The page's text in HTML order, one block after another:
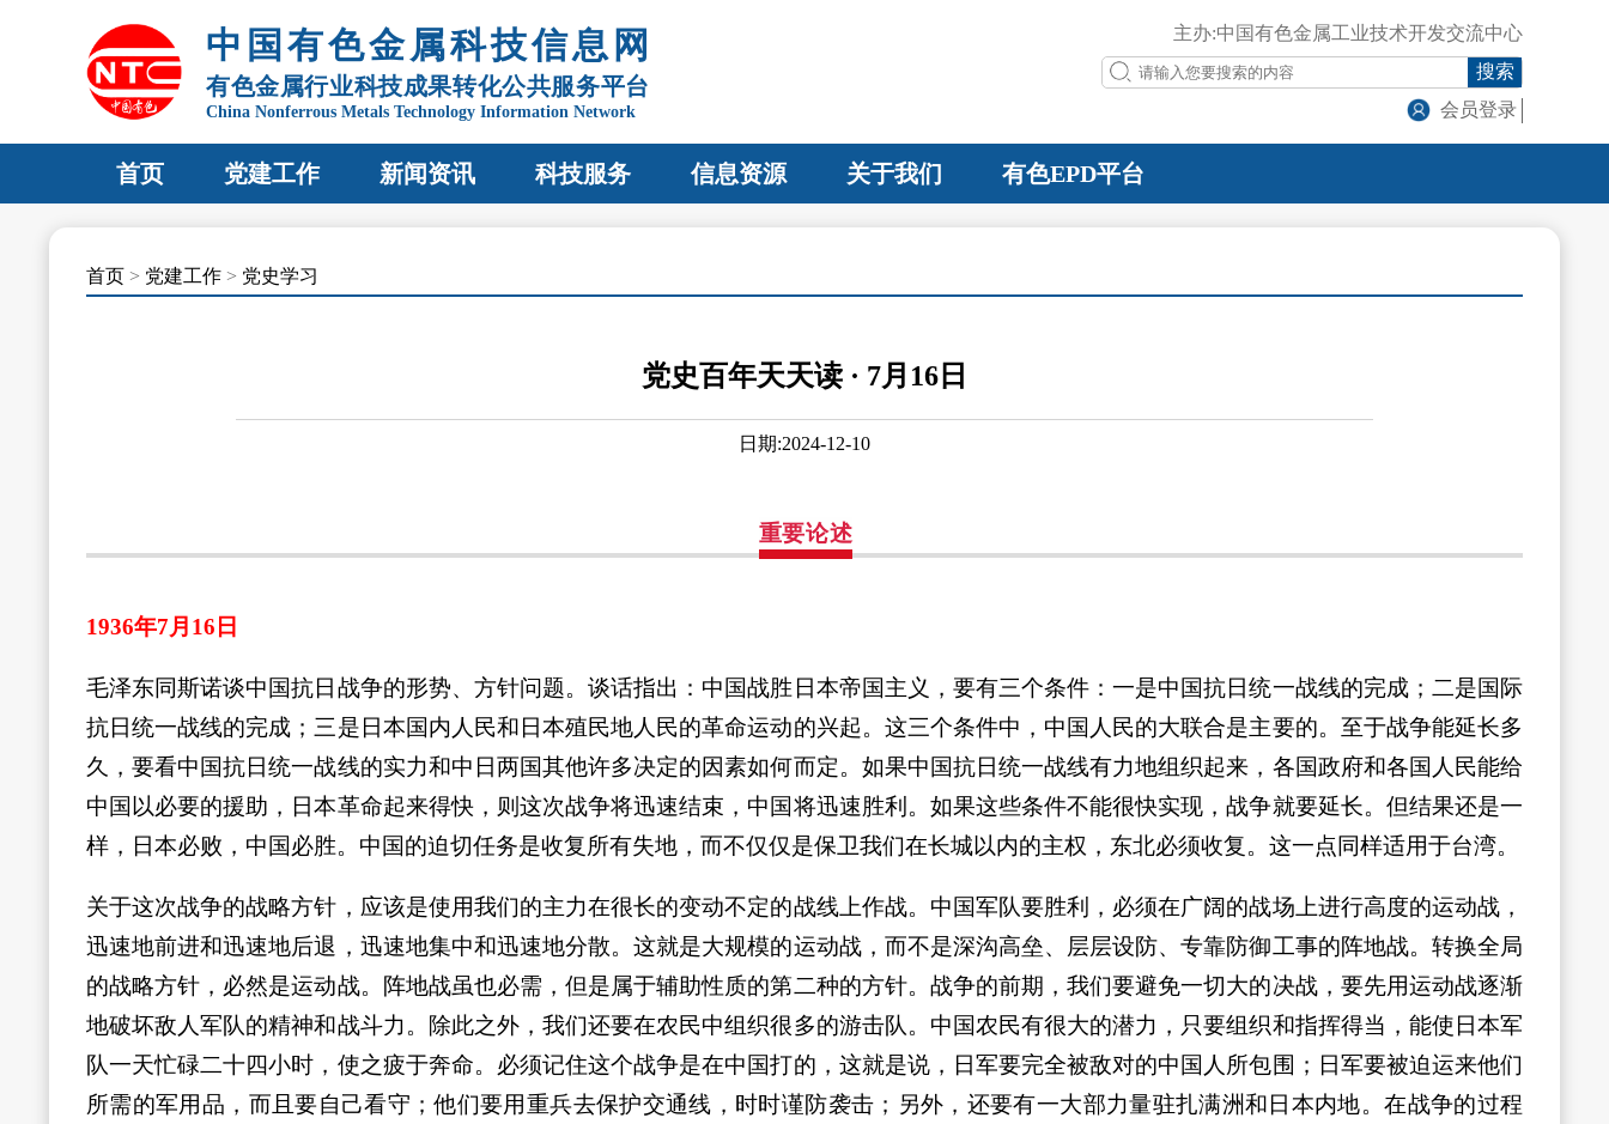
中国有色金属科技信息网
有色金属行业科技成果转化公共服务平台
China Nonferrous Metals Technology Information Network
主办:中国有色金属工业技术开发交流中心
搜索
会员登录
首页 党建工作 新闻资讯 科技服务 信息资源 关于我们 有色EPD平台
首页 > 党建工作 > 党史学习
党史百年天天读 · 7月16日
日期:2024-12-10
重要论述
1936年7月16日
毛泽东同斯诺谈中国抗日战争的形势、方针问题。谈话指出：中国战胜日本帝国主义，要有三个条件：一是中国抗日统一战线的完成；二是国际
抗日统一战线的完成；三是日本国内人民和日本殖民地人民的革命运动的兴起。这三个条件中，中国人民的大联合是主要的。至于战争能延长多
久，要看中国抗日统一战线的实力和中日两国其他许多决定的因素如何而定。如果中国抗日统一战线有力地组织起来，各国政府和各国人民能给
中国以必要的援助，日本革命起来得快，则这次战争将迅速结束，中国将迅速胜利。如果这些条件不能很快实现，战争就要延长。但结果还是一
样，日本必败，中国必胜。中国的迫切任务是收复所有失地，而不仅仅是保卫我们在长城以内的主权，东北必须收复。这一点同样适用于台湾。
关于这次战争的战略方针，应该是使用我们的主力在很长的变动不定的战线上作战。中国军队要胜利，必须在广阔的战场上进行高度的运动战，
迅速地前进和迅速地后退，迅速地集中和迅速地分散。这就是大规模的运动战，而不是深沟高垒、层层设防、专靠防御工事的阵地战。转换全局
的战略方针，必然是运动战。阵地战虽也必需，但是属于辅助性质的第二种的方针。战争的前期，我们要避免一切大的决战，要先用运动战逐渐
地破坏敌人军队的精神和战斗力。除此之外，我们还要在农民中组织很多的游击队。中国农民有很大的潜力，只要组织和指挥得当，能使日本军
队一天忙碌二十四小时，使之疲于奔命。必须记住这个战争是在中国打的，这就是说，日军要完全被敌对的中国人所包围；日军要被迫运来他们
所需的军用品，而且要自己看守；他们要用重兵去保护交通线，时时谨防袭击；另外，还要有一大部力量驻扎满洲和日本内地。在战争的过程